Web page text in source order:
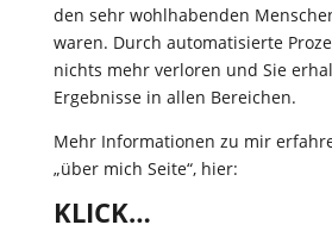
den sehr wohlhabenden
waren. Durch automatisierte
nichts mehr verloren und Sie
Ergebnisse in allen Bereichen.
Mehr Informationen zu mir
„über mich Seite“, hier:
KLICK…